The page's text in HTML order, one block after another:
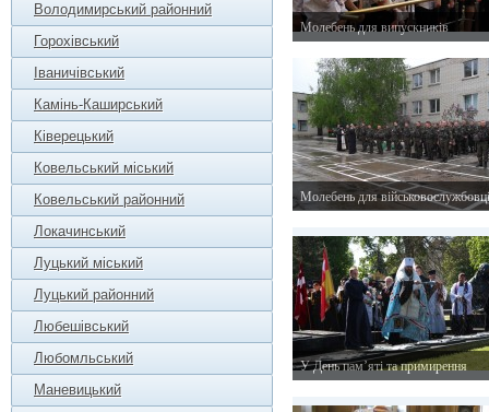
Володимирський районний
Горохівський
Іваничівський
Камінь-Каширський
Ківерецький
Ковельський міський
Ковельський районний
Локачинський
Луцький міський
Луцький районний
Любешівський
Любомльський
Маневицький
Молебень для випускників
Молебень для
У День пам’яті та примирення